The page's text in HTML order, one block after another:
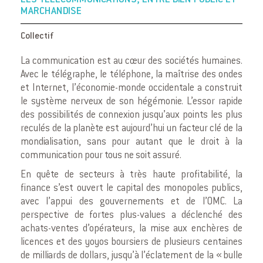
MARCHANDISE
Collectif
La communication est au cœur des sociétés humaines.
Avec le télégraphe, le téléphone, la maîtrise des ondes
et Internet, l’économie-monde occidentale a construit
le système nerveux de son hégémonie. L’essor rapide
des possibilités de connexion jusqu’aux points les plus
reculés de la planète est aujourd’hui un facteur clé de la
mondialisation, sans pour autant que le droit à la
communication pour tous ne soit assuré.
En quête de secteurs à très haute profitabilité, la
finance s’est ouvert le capital des monopoles publics,
avec l’appui des gouvernements et de l’OMC. La
perspective de fortes plus-values a déclenché des
achats-ventes d’opérateurs, la mise aux enchères de
licences et des yoyos boursiers de plusieurs centaines
de milliards de dollars, jusqu’à l’éclatement de la « bulle